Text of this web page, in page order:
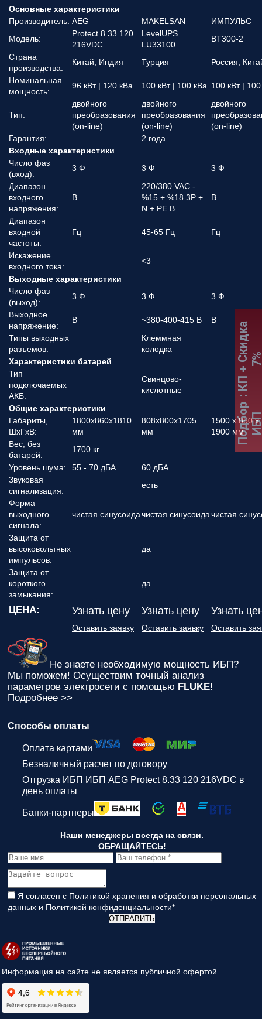
Основные характеристики
Производитель: AEG MAKELSAN
ИМПУЛЬС
Модель:
Protect 8.33 120
216VDC
LevelUPS
LU33100
BT300-2
Страна
производства:
Китай, Индия Турция
Россия,
Номинальная
мощность:
96 кВт | 120 кВа 100 кВт | 100 кВа 100 кВт |
Тип:
двойного
преобразования
(on-line)
двойного
преобразования
(on-line)
двойного
(on-line)
Гарантия:
2 года
Входные характеристики
Число фаз
(вход):
3 Ф 3 Ф
3 Ф
Диапазон
входного
напряжения:
В
220/380 VAC -
%15 + %18 3P +
N + PE В
В
Диапазон
входной
частоты:
Гц 45-65 Гц Гц
Искажение
входного тока:
<3
Выходные характеристики
Число фаз
(выход):
3 Ф 3 Ф
3 Ф
Выходное
напряжение:
В ~380-400-415 В
В
Типы выходных
разъемов:
Клеммная
колодка
Характеристики батарей
Тип
подключаемых
АКБ:
Свинцово-
кислотные
Общие характеристики
Габариты,
ШхГхВ:
1800х860х1810
мм
808x800x1705
мм
1500 x 850 x
1900 мм
Вес, без
батарей:
1700 кг
Уровень шума:
55 - 70 дБА
60 дБА
Звуковая
сигнализация:
есть
Форма
выходного
сигнала:
чистая синусоидачистая синусоидачистая
Защита от
высоковольтных
импульсов:
да
Защита от
короткого
замыкания:
да
ЦЕНА: Узнать цену Узнать цену Узнать
Оставить заявку Оставить заявку Оставить
Не знаете необходимую мощность ИБП?
Мы поможем! Осуществим точный анализ
параметров электросети с помощью FLUKE!
Подробнее >>
Способы оплаты
Оплата картами
Безналичный расчет по договору
Отгрузка ИБП ИБП AEG Protect 8.33 120 216VDC в
день оплаты
Банки-партнеры
Наши менеджеры всегда на связи.
ОБРАЩАЙТЕСЬ!
Я согласен с Политикой хранения и обработки персональных
данных и Политикой конфиденциальности*
ОТПРАВИТЬ
Информация на сайте не является публичной офертой.
Подбор
:
К
П
+
С
к
и
д
к
а
7